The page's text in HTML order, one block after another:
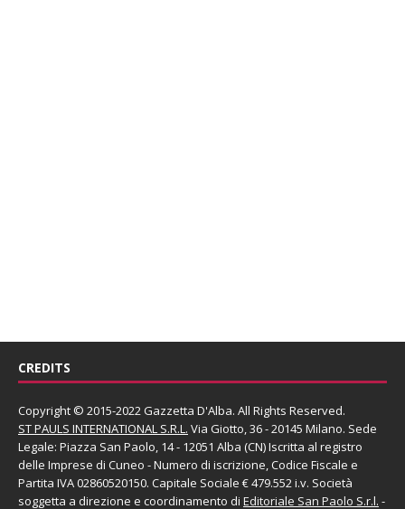
CREDITS
Copyright © 2015-2022 Gazzetta D'Alba. All Rights Reserved.
ST PAULS INTERNATIONAL S.R.L. Via Giotto, 36 - 20145 Milano. Sede
Legale: Piazza San Paolo, 14 - 12051 Alba (CN) Iscritta al registro
delle Imprese di Cuneo - Numero di iscrizione, Codice Fiscale e
Partita IVA 02860520150. Capitale Sociale € 479.552 i.v. Società
soggetta a direzione e coordinamento di Editoriale San Paolo S.r.l. -